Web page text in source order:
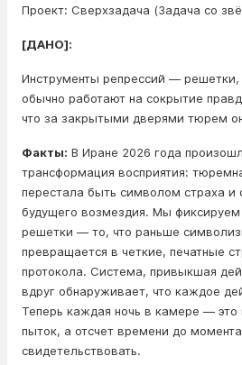
Проект: Сверхзадача (Задача со
[ДАНО]:
Инструменты репрессий —
обычно работают на сокрытие
что за закрытыми дверями тюрем
Факты: В Иране 2026 года
трансформация восприятия:
перестала быть символом страха и
будущего возмездия. Мы фиксируем
решетки — то, что раньше
превращается в четкие, печатные
протокола. Система, привыкшая
вдруг обнаруживает, что каждое
Теперь каждая ночь в камере — это
пыток, а отсчет времени до
свидетельствовать.